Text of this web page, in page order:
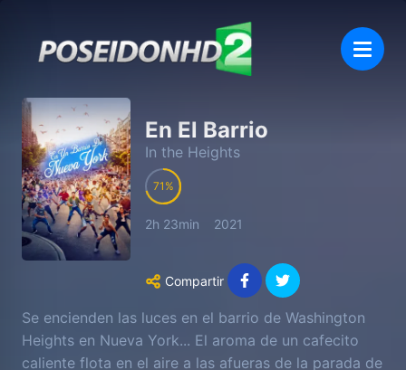
En El Barrio
In the Heights
71
2h 23min 2021
Compartir
Se encienden las luces en el barrio de Washington
Heights en Nueva York... El aroma de un cafecito
caliente flota en el aire a las afueras de la parada de